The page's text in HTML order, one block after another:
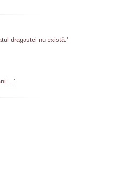
dragostei nu există.'
...'